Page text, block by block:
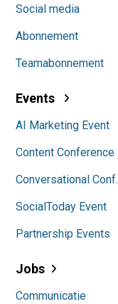
Social media
Abonnement
Teamabonnement
Events
AI Marketing Event
Content Conference
Conversational Conf.
SocialToday Event
Partnership Events
Jobs
Communicatie